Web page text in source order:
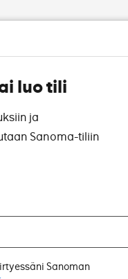
luo tili
ja
Sanoma-tiliin
Sanoman